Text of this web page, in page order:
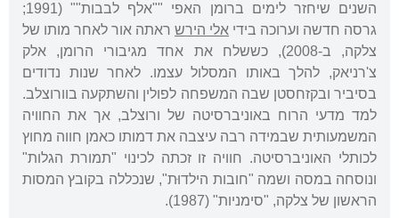
השנים שיחזר לימים ברומן האפי ""אלף לבבות"" (1991;
גרסה חדשה וערוכה בידי אלי הירש ראתה אור לאחר מותו של
צלקה, ב-2008), כששלח את אחד מגיבורי הרומן, אלק
צ'רניאק, להלך באותו המסלול עצמו. לאחר שנות נדודים
בסיביר ובקזחסטן שבה המשפחה לפולין והשתקעה בוורוצלב.
למד מדעי הרוח באוניברסיטה של ורוצלב, אך את החוויה
המשמעותית שבמידה רבה עיצבה את דמותו כאמן חווה מחוץ
לכותלי האוניברסיטה. חוויה זו זכתה לכינוי "תמורת הגלות"
ונוסחה במסה ושמה "חובות הילדוּת", שנכללה בקובץ המסות
הראשון של צלקה, "סימניות" (1987).